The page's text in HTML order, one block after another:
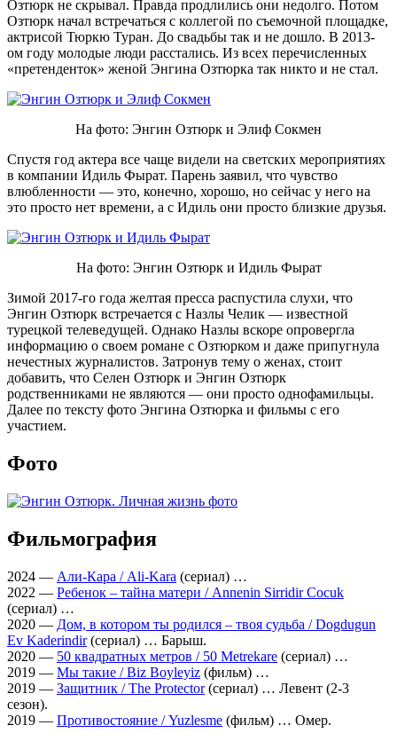
Озтюрк не скрывал. Правда продлились они недолго. Потом
Озтюрк начал встречаться с коллегой по съемочной площадке,
актрисой Тюркю Туран. До свадьбы так и не дошло. В 2013-
ом году молодые люди расстались. Из всех перечисленных
«претенденток» женой Энгина Озтюрка так никто и не стал.
На фото: Энгин Озтюрк и Элиф Сокмен
Спустя год актера все чаще видели на светских мероприятиях
в компании Идиль Фырат. Парень заявил, что чувство
влюбленности — это, конечно, хорошо, но сейчас у него на
это просто нет времени, а с Идиль они просто близкие друзья.
На фото: Энгин Озтюрк и Идиль Фырат
Зимой 2017-го года желтая пресса распустила слухи, что
Энгин Озтюрк встречается с Назлы Челик — известной
турецкой телеведущей. Однако Назлы вскоре опровергла
информацию о своем романе с Озтюрком и даже припугнула
нечестных журналистов. Затронув тему о женах, стоит
добавить, что Селен Озтюрк и Энгин Озтюрк
родственниками не являются — они просто однофамильцы.
Далее по тексту фото Энгина Озтюрка и фильмы с его
участием.
Фото
Фильмография
2024 — Али-Кара / Ali-Kara (сериал) …
2022 — Ребенок – тайна матери / Annenin Sirridir Cocuk
(сериал) …
2020 — Дом, в котором ты родился – твоя судьба / Dogdugun
Ev Kaderindir(сериал) … Барыш.
2020 — 50 квадратных метров / 50 Metrekare (сериал) …
2019 — Мы такие / Biz Boyleyiz (фильм) …
2019 — Защитник / The Protector(сериал) … Левент (2-3
сезон).
2019 — Противостояние / Yuzlesme (фильм) … Омер.